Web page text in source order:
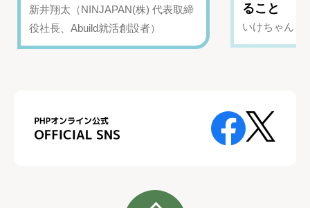
新井翔太（NINJAPAN(株) 代表取締
役社長、Abuild就活創設者）
ること
いけちゃん（